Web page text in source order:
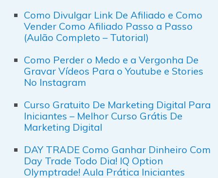
Como Divulgar Link De Afiliado e Como
Vender Como Afiliado Passo a Passo
(Aulão Completo – Tutorial)
Como Perder o Medo e a Vergonha De
Gravar Vídeos Para o Youtube e Stories
No Instagram
Curso Gratuito De Marketing Digital Para
Iniciantes – Melhor Curso Grátis De
Marketing Digital
DAY TRADE Como Ganhar Dinheiro Com
Day Trade Todo Dia! IQ Option
Olymptrade! Aula Prática Iniciantes